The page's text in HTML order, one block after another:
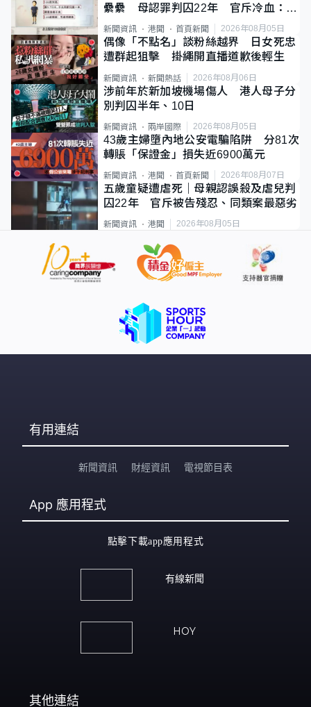
纍纍 母認罪判囚22年 官斥冷血：同
類案最惡劣
新聞資訊 港聞 首頁新聞 2026年08月05日
偶像「不點名」談粉絲越界 日女死忠
遭群起狙擊 掛繩開直播道歉後輕生
新聞資訊 新聞熱話 2026年08月06日
涉前年於新加坡機場傷人 港人母子分
別判囚半年、10日
新聞資訊 兩岸國際 2026年08月05日
43歲主婦墮內地公安電騙陷阱 分81次
轉賬「保證金」損失近6900萬元
新聞資訊 港聞 首頁新聞 2026年08月07日
五歲童疑遭虐死｜母親認誤殺及虐兒判
囚22年 官斥被告殘忍、同類案最惡劣
新聞資訊 港聞 2026年08月05日
有用連結
新聞資訊 財經資訊 電視節目表
App 應用程式
點擊下載app應用程式
有線新聞
HOY
其他連結